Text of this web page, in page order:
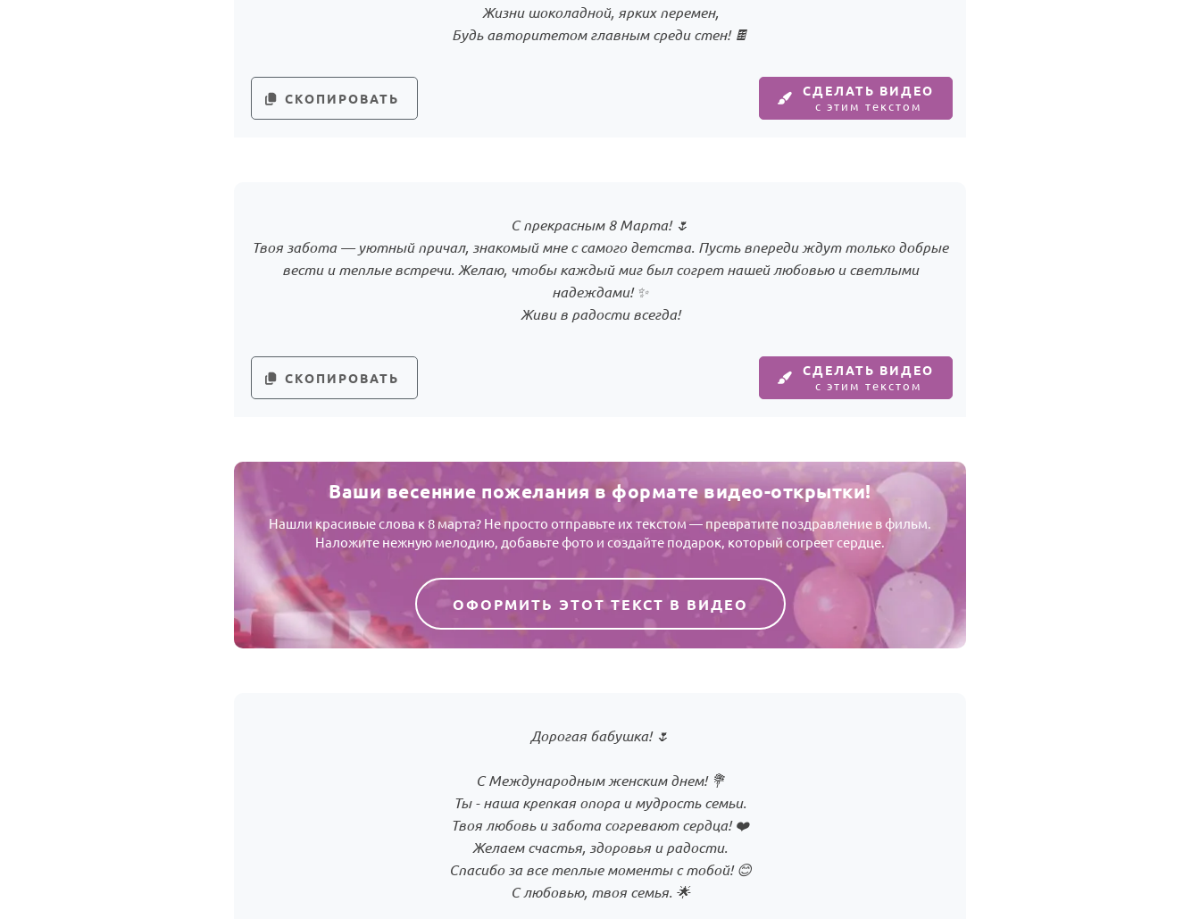
Жизни шоколадной, ярких перемен,
Будь авторитетом главным среди стен! 🍫
СКОПИРОВАТЬ СДЕЛАТЬ ВИДЕО
с этим текстом
С прекрасным 8 Марта! 🌷
Твоя забота — уютный причал, знакомый мне с самого детства. Пусть впереди ждут только добрые
вести и теплые встречи. Желаю, чтобы каждый миг был согрет нашей любовью и светлыми
надеждами! ✨
Живи в радости всегда!
СКОПИРОВАТЬ СДЕЛАТЬ ВИДЕО
с этим текстом
Ваши весенние пожелания в формате видео-открытки!
Нашли красивые слова к 8 марта? Не просто отправьте их текстом — превратите поздравление в фильм.
Наложите нежную мелодию, добавьте фото и создайте подарок, который согреет сердце.
ОФОРМИТЬ ЭТОТ ТЕКСТ В ВИДЕО
Дорогая бабушка! 🌷
С Международным женским днем! 💐
Ты - наша крепкая опора и мудрость семьи.
Твоя любовь и забота согревают сердца! ❤️
Желаем счастья, здоровья и радости.
Спасибо за все теплые моменты с тобой! 😊
С любовью, твоя семья. 🌟